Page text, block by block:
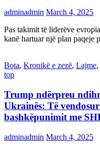
adminadmin March 4, 2025
Pas takimit të liderëve
kanë hartuar një plan
Bota, Kronikë e zezë, Lajme,
top
Trump ndërpreu
Ukrainës: Të
bashkëpunimit me
adminadmin March 4, 2025